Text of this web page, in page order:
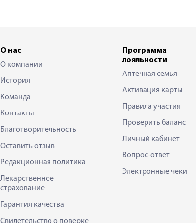
О нас
О компании
История
Команда
Контакты
Благотворительность
Оставить отзыв
Редакционная политика
Лекарственное
страхование
Гарантия качества
Свидетельство о поверке
Программа
лояльности
Аптечная семья
Активация карты
Правила участия
Проверить баланс
Личный кабинет
Вопрос-ответ
Электронные чеки